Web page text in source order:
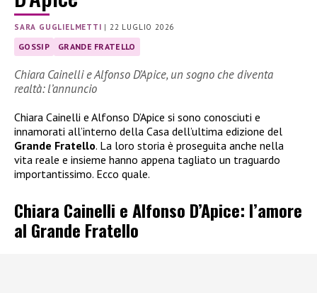
SARA GUGLIELMETTI | 22 LUGLIO 2026
GOSSIP GRANDE FRATELLO
Chiara Cainelli e Alfonso D’Apice, un sogno che diventa
realtà: l’annuncio
Chiara Cainelli e Alfonso D’Apice si sono conosciuti e
innamorati all’interno della Casa dell’ultima edizione del
Grande Fratello. La loro storia è proseguita anche nella
vita reale e insieme hanno appena tagliato un traguardo
importantissimo. Ecco quale.
Chiara Cainelli e Alfonso D’Apice: l’amore
al Grande Fratello